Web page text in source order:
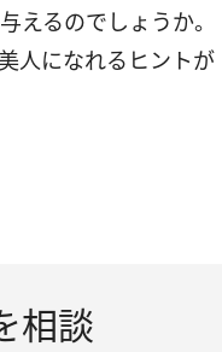
えるのでしょうか。
人になれるヒントが
相談